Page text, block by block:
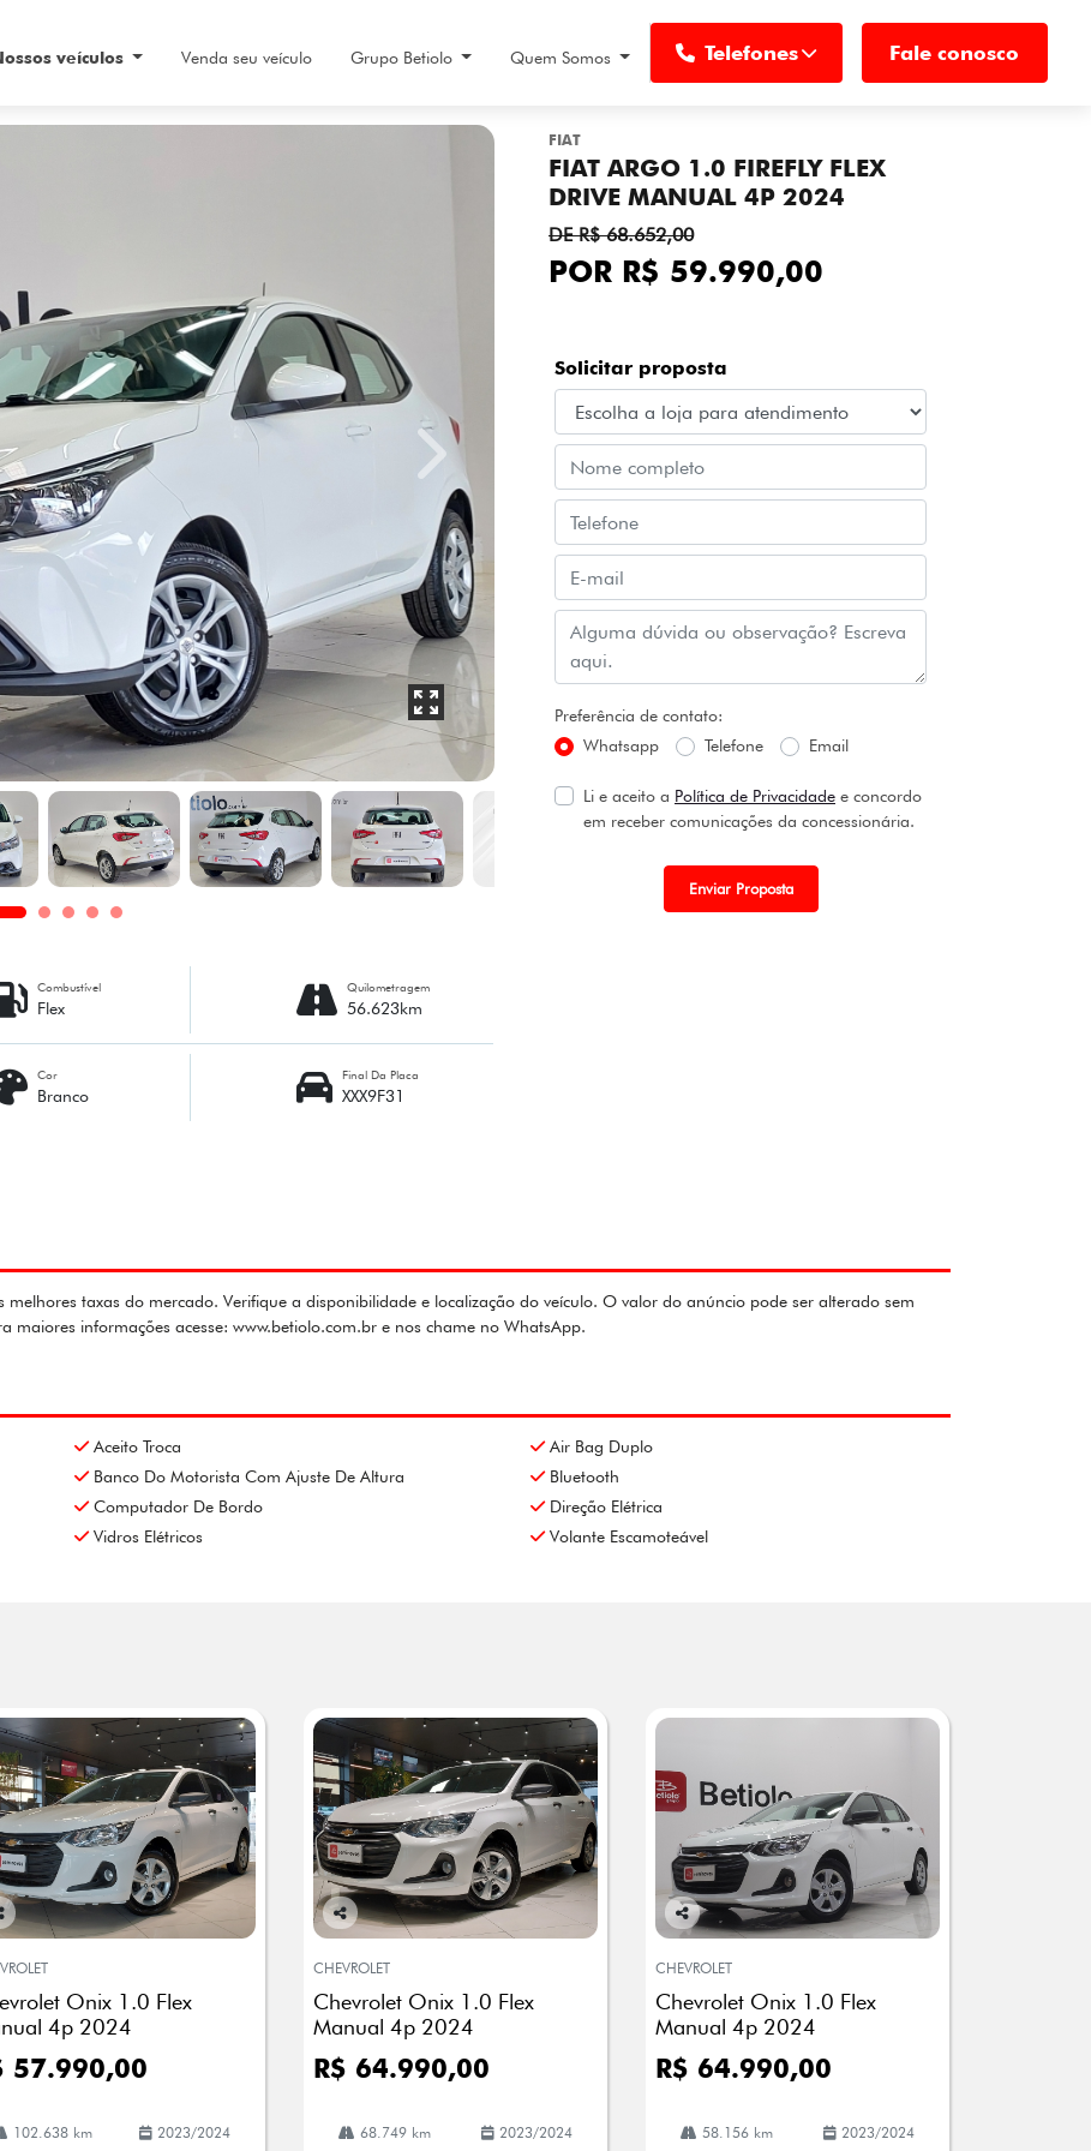
veículos Venda seu veículo Grupo Betiolo Quem Somos Fale conosco
Telefones
FIAT
FIAT ARGO 1.0 FIREFLY FLEX
DRIVE MANUAL 4P 2024
DE R$ 68.652,00
POR R$ 59.990,00
Solicitar proposta
Preferência de contato:
Whatsapp
Telefone Email
Li e aceito a Política de Privacidade e concordo
em receber comunicações da concessionária.
Enviar Proposta
Next
Combustível
Flex
Quilometragem
56.623km
Cor
Branco
Final Da Placa
XXX9F31
taxas do mercado. Verifique a disponibilidade e localização do veículo. O valor do anúncio pode ser alterado sem
maiores informações acesse: www.betiolo.com.br e nos chame no WhatsApp.
Aceito Troca
Air Bag Duplo
Banco Do Motorista Com Ajuste De Altura
Bluetooth
Computador De Bordo
Direção Elétrica
Vidros Elétricos Volante Escamoteável
Onix 1.0 Flex
4p 2024
57.990,00
102.638 km 2023/2024
Co
arti
lhe
CHEVROLET
Chevrolet Onix 1.0 Flex
Manual 4p 2024
R$ 64.990,00
68.749 km 2023/2024
Co
arti
lhe
CHEVROLET
Chevrolet Onix 1.0 Flex
Manual 4p 2024
R$ 64.990,00
58.156 km 2023/2024